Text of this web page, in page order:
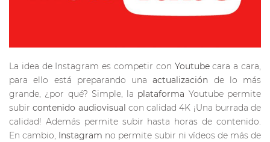
La idea de Instagram es competir con Youtubecara a cara,
para ello está preparando unaactualización de lo más
grande, ¿por qué? Simple, la plataforma Youtube permite
subircontenido audiovisual con calidad 4K ¡Una burrada de
calidad! Además permite subir hasta horas de contenido.
En cambio, Instagram no permite subir ni vídeos de más de